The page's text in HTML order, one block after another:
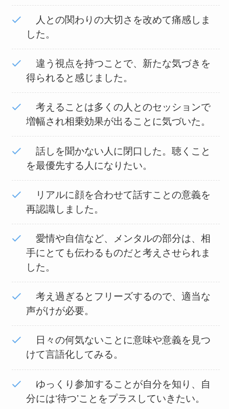
人との関わりの大切さを改めて痛感しま
した。
違う視点を持つことで、新たな気づきを
得られると感じました。
考えることは多くの人とのセッションで
増幅され相乗効果が出ることに気づいた。
話しを聞かない人に閉口した。聴くこと
を最優先する人になりたい。
リアルに顔を合わせて話すことの意義を
再認識しました。
愛情や自信など、メンタルの部分は、相
手にとても伝わるものだと考えさせられま
した。
考え過ぎるとフリーズするので、適当な
声がけが必要。
日々の何気ないことに意味や意義を見つ
けて言語化してみる。
ゆっくり参加することが自分を知り、自
分には‘待つ’ことをプラスしていきたい。